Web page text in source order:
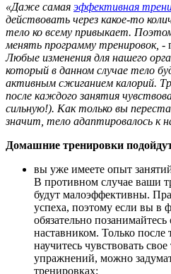
«Даже самая эффективная
действовать через какое-то
тело ко всему привыкает.
менять программу тренировок, -
Любые изменения для нашего
который в данном случае тело
активным сжиганием калорий.
после каждого занятия
сильную!). Как только вы
значит, тело адаптировалось к
Домашние тренировки
вы уже имеете опыт
В противном случае ваши
будут малоэффективны.
успеха, поэтому если вы в
обязательно
наставником. Только после
научитесь чувствовать
упражнений, можно
тренировках;